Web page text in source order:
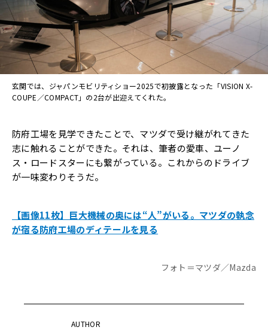
玄関では、ジャパンモビリティショー2025で初披露となった「VISION X-
COUPE／COMPACT」の2台が出迎えてくれた。
防府工場を見学できたことで、マツダで受け継がれてきた
志に触れることができた。それは、筆者の愛車、ユーノ
ス・ロードスターにも繋がっている。これからのドライブ
が一味変わりそうだ。
【画像11枚】巨大機械の奥には“人”がいる。マツダの執念
が宿る防府工場のディテールを見る
フォト＝マツダ／Mazda
AUTHOR